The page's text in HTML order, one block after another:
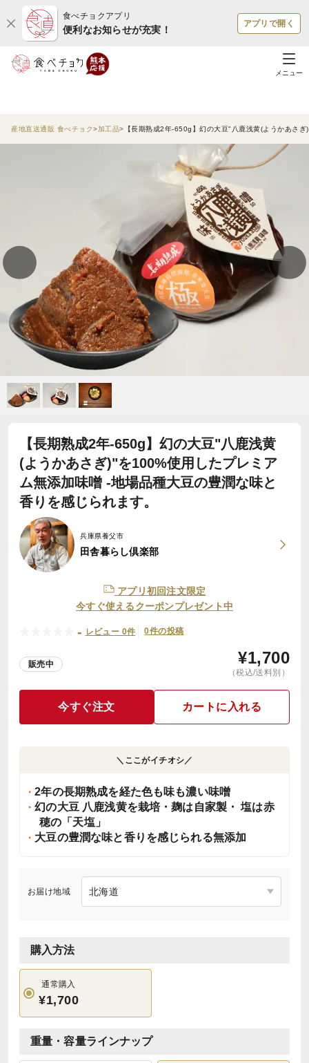
食べチョクアプリ
便利なお知らせが充実！
アプリで開く
メニュー
産地直送通販 食べチョク 加工品 【長期熟成2年-650g】幻の大豆"八鹿浅黄(ようかあさ
【長期熟成2年-650g】幻の大豆"八鹿浅黄
(ようかあさぎ)"を100%使用したプレミア
ム無添加味噌 -地場品種大豆の豊潤な味と
香りを感じられます。
兵庫県養父市
田舎暮らし倶楽部
アプリ初回注文限定
今すぐ使えるクーポンプレゼント中
- レビュー 0件 0件の投稿
販売中 ¥1,700
（税込/送料別）
今すぐ注文 カートに入れる
＼ここがイチオシ／
2年の長期熟成を経た色も味も濃い味噌
幻の大豆 八鹿浅黄を栽培・麹は自家製・ 塩は赤
穂の「天塩」
大豆の豊潤な味と香りを感じられる無添加
お届け地域
購入方法
通常購入
¥1,700
重量・容量ラインナップ